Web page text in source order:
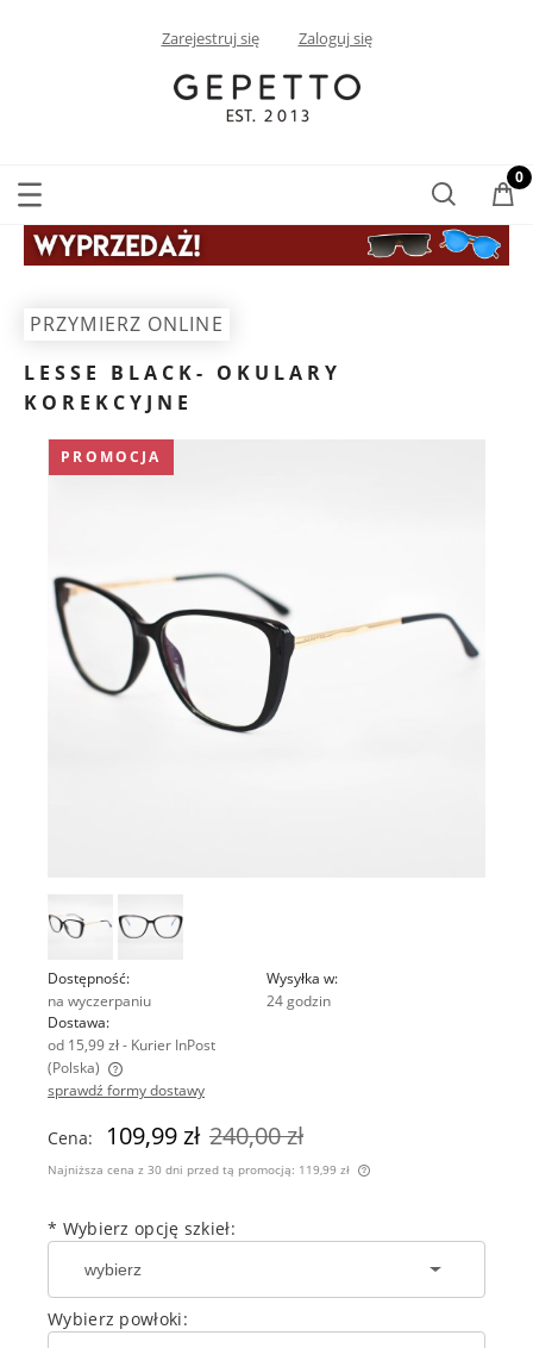
Zarejestruj się Zaloguj się
PRZYMIERZ ONLINE
LESSE BLACK- OKULARY
KOREKCYJNE
PROMOCJA
Dostępność:
na wyczerpaniu
Wysyłka w:
24 godzin
Dostawa:
od 15,99 zł- Kurier InPost
(Polska)
Cena nie zawiera ewentualnych kosztów płatności
sprawdź formy dostawy
Cena: 109,99 zł 240,00 zł
Najniższa cena z 30 dni przed tą promocją: 119,99 zł
momentu, kiedy
* Wybierz opcję szkieł:
Wybierz powłoki: